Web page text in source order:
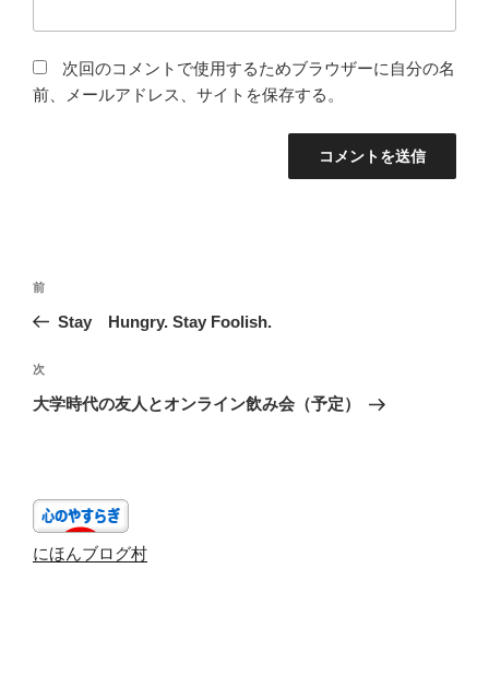
次回のコメントで使用するためブラウザーに自分の名
前、メールアドレス、サイトを保存する。
投
ビ
ゲ
ン
前
の
稿
前
Stay Hungry. Stay Foolish.
次
の
次
大学時代の友人とオンライン飲み会（予定）
にほんブログ村